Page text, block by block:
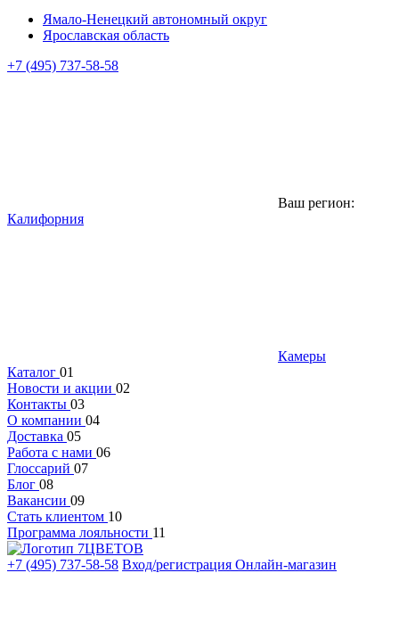
Ямало-Ненецкий автономный округ
Ярославская область
+7 (495) 737-58-58
Ваш регион:
Калифорния
Камеры
Каталог 01
Новости и акции 02
Контакты 03
О компании 04
Доставка 05
Работа с нами 06
Глоссарий 07
Блог 08
Вакансии 09
Стать клиентом 10
Программа лояльности 11
+7 (495) 737-58-58 Вход/регистрация Онлайн-магазин